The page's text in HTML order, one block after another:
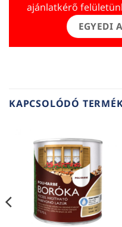
ajánlatkérő
EGYEDI
KAPCSOLÓDÓ